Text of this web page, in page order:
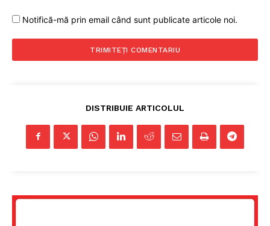
Notifică-mă prin email când sunt publicate articole noi.
DISTRIBUIE ARTICOLUL